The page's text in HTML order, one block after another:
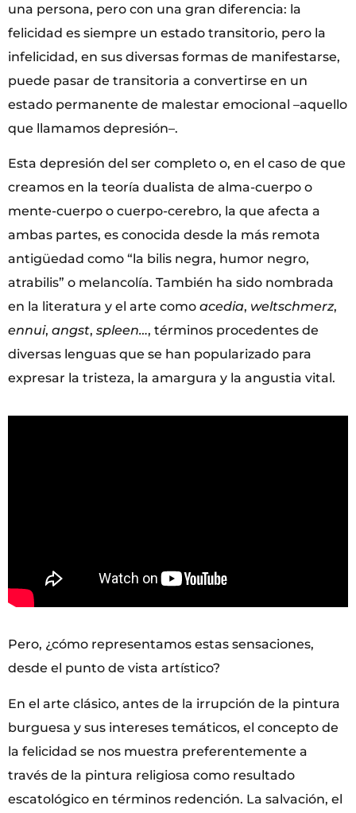
una persona, pero con una gran diferencia: la
felicidad es siempre un estado transitorio, pero la
infelicidad, en sus diversas formas de manifestarse,
puede pasar de transitoria a convertirse en un
estado permanente de malestar emocional –aquello
que llamamos depresión–.
Esta depresión del ser completo o, en el caso de que
creamos en la teoría dualista de alma-cuerpo o
mente-cuerpo o cuerpo-cerebro, la que afecta a
ambas partes, es conocida desde la más remota
antigüedad como “la bilis negra, humor negro,
atrabilis” o melancolía. También ha sido nombrada
en la literatura y el arte como acedia, weltschmerz,
ennui, angst, spleen…, términos procedentes de
diversas lenguas que se han popularizado para
expresar la tristeza, la amargura y la angustia vital.
Pero, ¿cómo representamos estas sensaciones,
desde el punto de vista artístico?
En el arte clásico, antes de la irrupción de la pintura
burguesa y sus intereses temáticos, el concepto de
la felicidad se nos muestra preferentemente a
través de la pintura religiosa como resultado
escatológico en términos redención. La salvación, el